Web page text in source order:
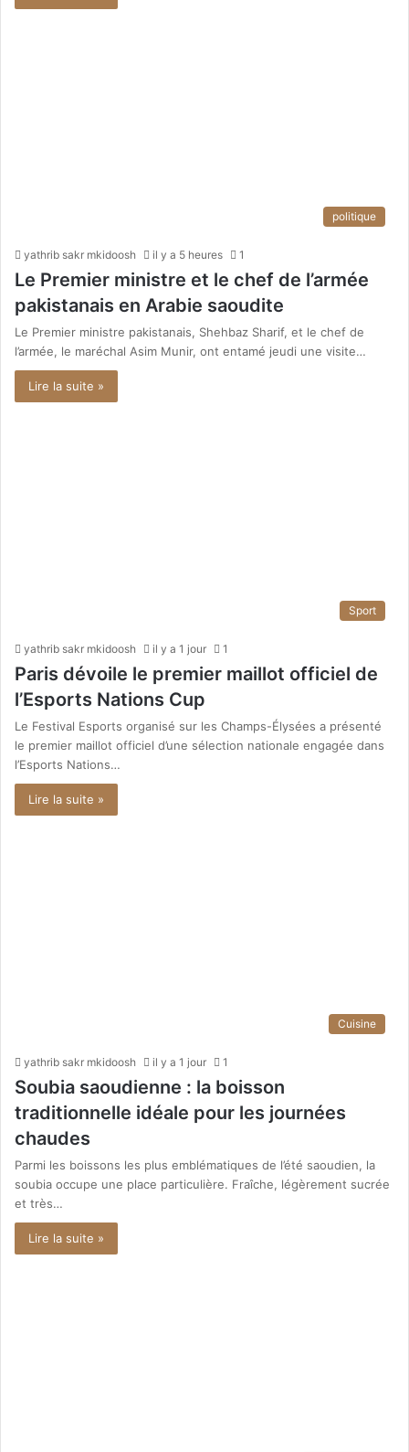
politique
yathrib sakr mkidoosh il y a 5 heures 1
Le Premier ministre et le chef de l’armée
pakistanais en Arabie saoudite
Le Premier ministre pakistanais, Shehbaz Sharif, et le chef de
l’armée, le maréchal Asim Munir, ont entamé jeudi une visite…
Lire la suite »
Sport
yathrib sakr mkidoosh il y a 1 jour 1
Paris dévoile le premier maillot officiel de
l’Esports Nations Cup
Le Festival Esports organisé sur les Champs-Élysées a présenté
le premier maillot officiel d’une sélection nationale engagée dans
l’Esports Nations…
Lire la suite »
Cuisine
yathrib sakr mkidoosh il y a 1 jour 1
Soubia saoudienne : la boisson
traditionnelle idéale pour les journées
chaudes
Parmi les boissons les plus emblématiques de l’été saoudien, la
soubia occupe une place particulière. Fraîche, légèrement sucrée
et très…
Lire la suite »